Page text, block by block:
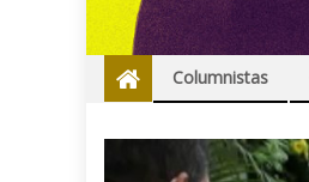
Columnistas